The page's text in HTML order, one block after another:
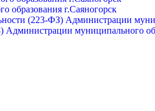
образования г.Саяногорск
(223-ФЗ) Администрации
муниципального